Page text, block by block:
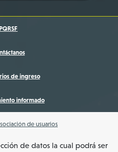
PQRSF
de ingreso
informado
de usuarios
de datos la cual podrá ser